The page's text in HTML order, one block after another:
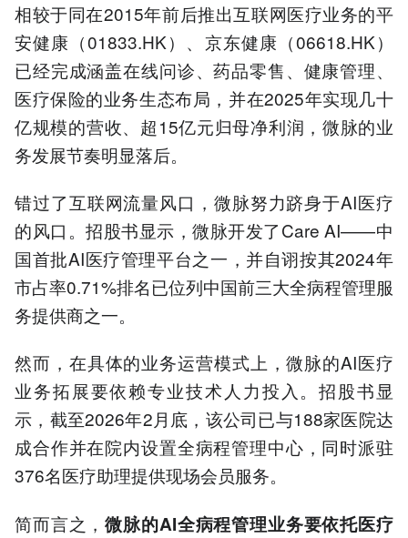
相较于同在2015年前后推出互联网医疗业务的平
安健康（01833.HK）、京东健康（06618.HK）
已经完成涵盖在线问诊、药品零售、健康管理、
医疗保险的业务生态布局，并在2025年实现几十
亿规模的营收、超15亿元归母净利润，微脉的业
务发展节奏明显落后。
错过了互联网流量风口，微脉努力跻身于AI医疗
的风口。招股书显示，微脉开发了Care AI——中
国首批AI医疗管理平台之一，并自诩按其2024年
市占率0.71%排名已位列中国前三大全病程管理服
务提供商之一。
然而，在具体的业务运营模式上，微脉的AI医疗
业务拓展要依赖专业技术人力投入。招股书显
示，截至2026年2月底，该公司已与188家医院达
成合作并在院内设置全病程管理中心，同时派驻
376名医疗助理提供现场会员服务。
简而言之，微脉的AI全病程管理业务要依托医疗